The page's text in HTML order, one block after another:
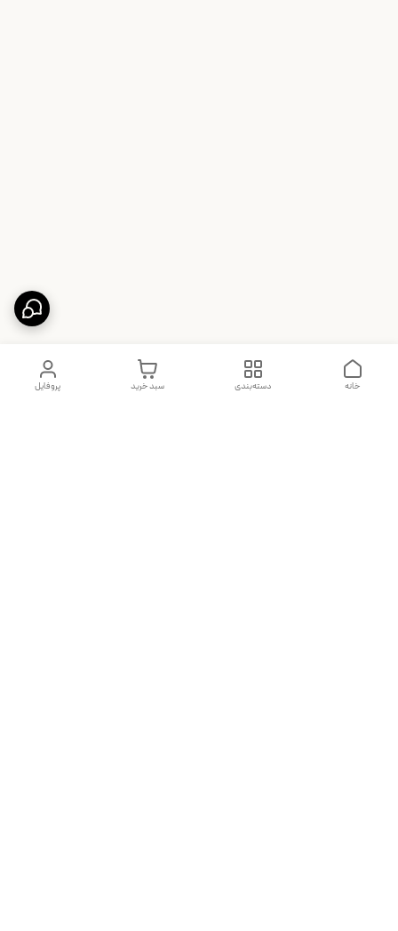
پروفایل سبد خرید دسته‌بندی خانه